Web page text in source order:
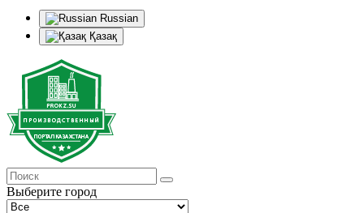
Russian
Қазақ
Выберите город